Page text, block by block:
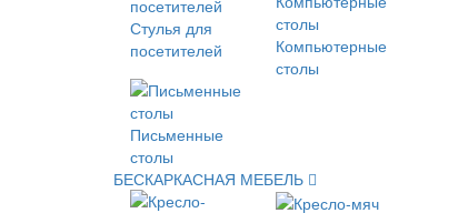
Стулья для
посетителей
Компьютерные
столы
Письменные
столы
БЕСКАРКАСНАЯ МЕБЕЛЬ